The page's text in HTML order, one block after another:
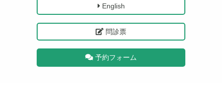
English
問診票
予約フォーム